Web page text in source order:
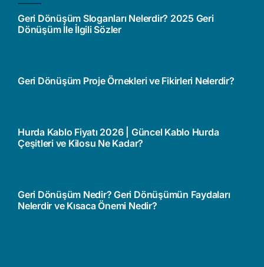
Geri Dönüşüm Sloganları Nelerdir? 2025 Geri
Dönüşüm İle İlgili Sözler
Geri Dönüşüm Proje Örnekleri ve Fikirleri Nelerdir?
Hurda Kablo Fiyatı 2026 | Güncel Kablo Hurda
Çeşitleri ve Kilosu Ne Kadar?
Geri Dönüşüm Nedir? Geri Dönüşümün Faydaları
Nelerdir ve Kısaca Önemi Nedir?